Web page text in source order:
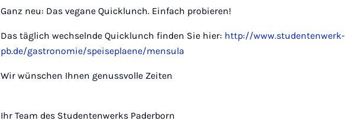
Ganz neu: Das vegane Quicklunch. Einfach probieren!
Das täglich wechselnde Quicklunch finden Sie hier: http://www.studentenwerk-
pb.de/gastronomie/speiseplaene/mensula
Wir wünschen Ihnen genussvolle Zeiten
Ihr Team des Studentenwerks Paderborn